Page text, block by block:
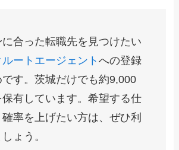
合った転職先を見つけたい
ルートエージェントへの登録
す。茨城だけでも約9,000
有しています。希望する仕
率を上げたい方は、ぜひ利
ょう。